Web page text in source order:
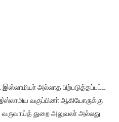
இஸ்லாமியா் அல்லாத பிற்படுத்தப்பட்ட
வகுப்பினா் ஆகியோருக்கு
வருவாய்த் துறை அலுவலா் அல்லது